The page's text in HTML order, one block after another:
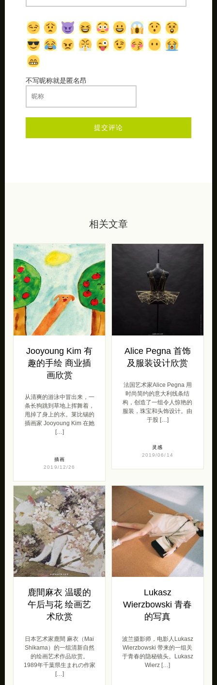
不写昵称就是匿名昂
相关文章
Jooyoung Kim 有
趣的手绘 商业插
画欣赏
从清爽的游泳中冒出来，一
条长狗跳到草地上挥舞着，
甩掉了身上的水。莱比锡的
插画家 Jooyoung Kim 在她
[…]
插画
2019/12/26
Alice Pegna 首饰
及服装设计欣赏
法国艺术家Alice Pegna 用
时尚简约的意大利线条结
构，创造了一组令人惊艳的
服装，珠宝和头饰设计。由
于股 […]
灵感
2019/06/14
鹿間麻衣 温暖的
午后与花 绘画艺
术欣赏
日本艺术家鹿間 麻衣（Mai
Shikama）的一组清新自然
的绘画艺术作品欣赏。
1989年千葉県生まれの作家
[…]
Lukasz
Wierzbowski 青春
的写真
波兰摄影师，电影人Lukasz
Wierzbowski 带来的一组关
于青春的隐秘镜头。Lukasz
Wierz […]